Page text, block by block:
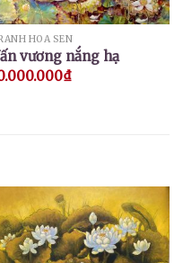
HOA SEN
vương nắng hạ
₫